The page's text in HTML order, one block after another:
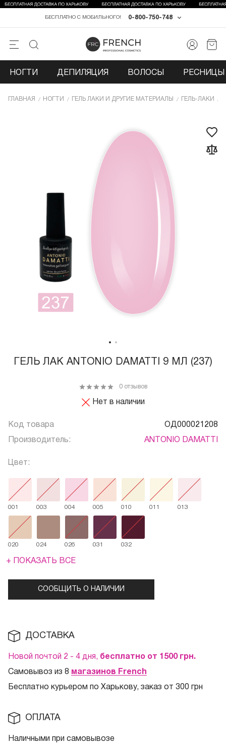
0-800-750-748
БЕСПЛАТНО С МОБИЛЬНОГО!
НОГТИ ДЕПИЛЯЦИЯ ВОЛОСЫ РЕСНИЦЫ
ГЛАВНАЯ НОГТИ ГЕЛЬ ЛАКИ И ДРУГИЕ МАТЕРИАЛЫ ГЕЛЬ-ЛАКИ
ГЕЛЬ ЛАК ANTONIO DAMATTI 9 МЛ (237)
Нет в наличии
0 отзывов
Код товара ОД000021208
Производитель: ANTONIO DAMATTI
Цвет:
001 003 004 005 010 011 013
020 024 026 031 032
+ ПОКАЗАТЬ ВСЕ
СООБЩИТЬ О НАЛИЧИИ
ДОСТАВКА
Новой почтой 2 - 4 дня, бесплатно от 1500 грн.
Самовывоз из 8 магазинов French
Бесплатно курьером по Харькову, заказ от 300 грн
ОПЛАТА
Наличными при самовывозе